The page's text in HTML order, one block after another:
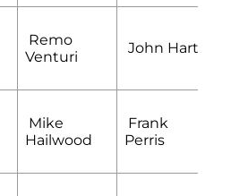
Remo
Venturi
John Hartle
Mike
Hailwood
Frank
Perris